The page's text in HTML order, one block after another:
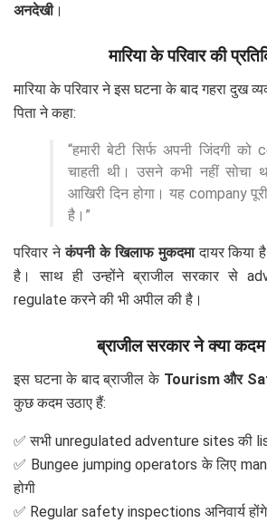
अनदेखी।
मारिया के परिवार की
मारिया के परिवार ने इस घटना के बाद गहरा दुख
पिता ने कहा:
“हमारी बेटी सिर्फ अपनी जिंदगी
चाहती थी। उसने कभी नहीं सोचा
आखिरी दिन होगा। यह company
है।”
परिवार नेकंपनी के खिलाफ मुकदमादायर किया
है। साथ ही उन्होंने ब्राजील सरकार से
regulate करने की भी अपील की है।
ब्राजील सरकार ने क्या कदम
इस घटना के बाद ब्राजील के Tourism और
कुछ कदम उठाए हैं:
✅ सभी unregulated adventure sites की
✅ Bungee jumping operators के लिए
होगी
✅ Regular safety inspections अनिवार्य होंगे